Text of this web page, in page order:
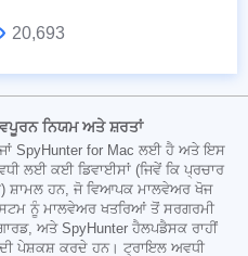
20,693
ਨਿਯਮ ਅਤੇ ਸ਼ਰਤਾਂ
SpyHunter for Mac ਲਈ ਹੈ ਅਤੇ ਇਸ
ਲਈ ਕਈ ਡਿਵਾਈਸਾਂ (ਜਿਵੇਂ ਕਿ ਪ੍ਰਚਾਰ
ਸ਼ਾਮਲ ਹਨ, ਜੋ ਵਿਆਪਕ ਮਾਲਵੇਅਰ ਖੋਜ
ਨੂੰ ਮਾਲਵੇਅਰ ਖਤਰਿਆਂ ਤੋਂ ਸਰਗਰਮੀ
ਅਤੇ SpyHunter ਹੈਲਪਡੈਸਕ ਰਾਹੀਂ
ਦੀ ਪੇਸ਼ਕਸ਼ ਕਰਦੇ ਹਨ। ਟ੍ਰਾਇਲ ਅਵਧੀ